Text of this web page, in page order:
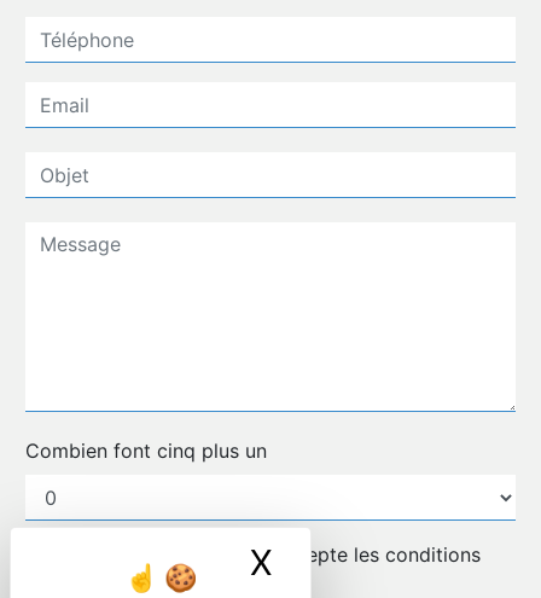
X Masquer le
Combien font cinq plus un
En cochant cette case, j'accepte les conditions
particulières ci-dessous **